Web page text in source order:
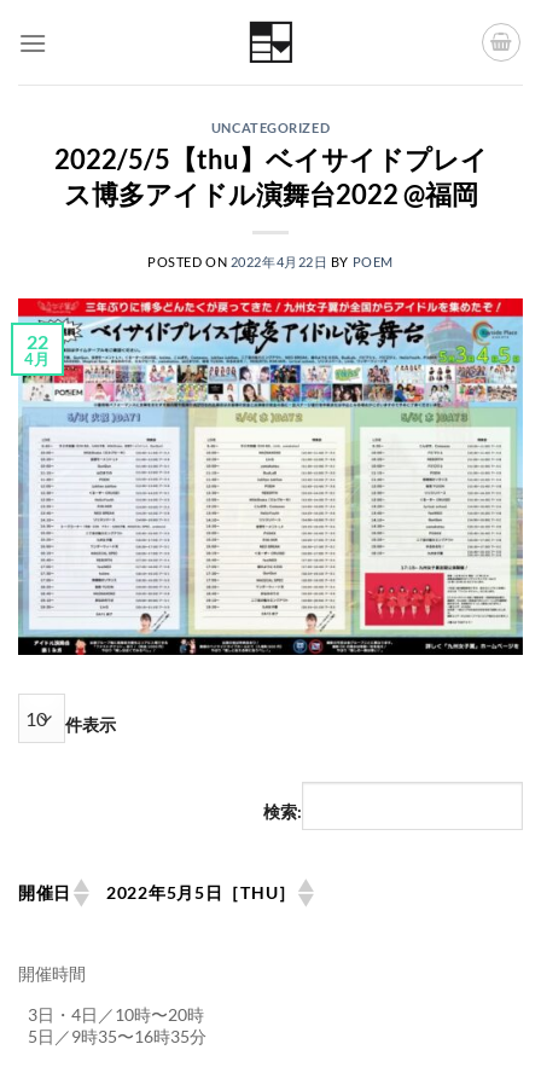
UNCATEGORIZED
2022/5/5【thu】ベイサイドプレイ
ス博多アイドル演舞台2022 @福岡
POSTED ON 2022年4月22日 BY POEM
22
4月
件表示
検索:
開催日 2022年5月5日［THU］
開催時間
3日・4日／10時〜20時
5日／9時35〜16時35分